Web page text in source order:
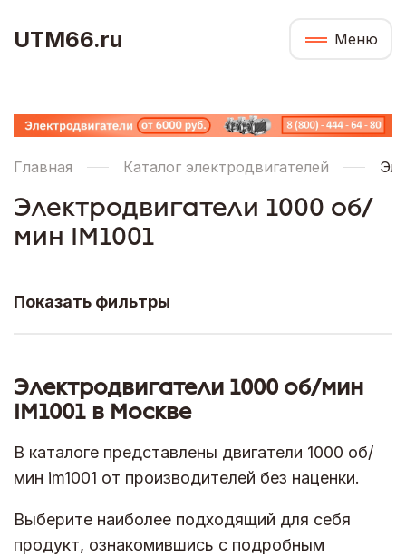
UTM66.ru Меню
Главная Каталог электродвигателей
Электродвигатели 1000 об/
мин IM1001
Показать фильтры
Электродвигатели 1000 об/мин
IM1001 в Москве
В каталоге представлены двигатели 1000 об/
мин im1001 от производителей без наценки.
Выберите наиболее подходящий для себя
продукт, ознакомившись с подробным